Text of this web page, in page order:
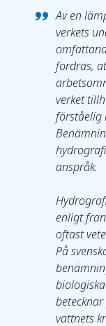
Av en
verkets
fordras,
verket
förståelig
anspråk.
enligt
oftast
På
betecknar
vattnets